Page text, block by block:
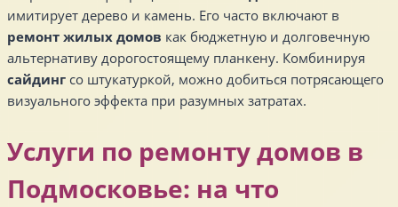
имитирует дерево и камень. Его часто включают в
ремонт жилых домов как бюджетную и долговечную
альтернативу дорогостоящему планкену. Комбинируя
сайдинг со штукатуркой, можно добиться потрясающего
визуального эффекта при разумных затратах.
Услуги по ремонту домов в
Подмосковье: на что